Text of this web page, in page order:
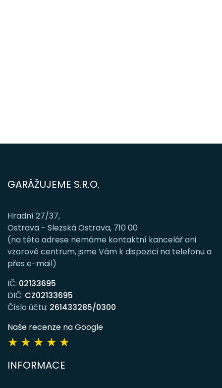
GARÁŽUJEME S.R.O.
Hradní 27/37,
Ostrava - Slezská Ostrava, 710 00
(na této adrese nemáme kontaktní kancelář ani
vzorové centrum, jsme Vám k dispozici na telefonu a
přes e-mail)
IČ: 02133695
DIČ: CZ02133695
Číslo účtu: 261433285/0300
Naše recenze na Google
★ ★ ★ ★ ★
INFORMACE